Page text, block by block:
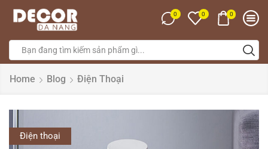
0 0 0
Home Blog Điện Thoại
Điện thoại